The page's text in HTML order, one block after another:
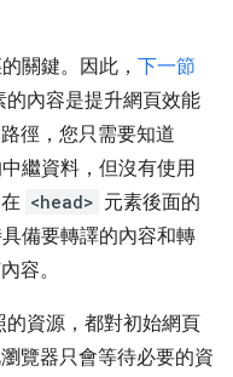
關鍵。因此， 下一節
的內容是提升網頁效能
徑，您只需要知道
繼資料，但沒有使用
<head> 元素後面的
備要轉譯的內容和轉
容。
的資源，都對初始網頁
覽器只會等待必要的資